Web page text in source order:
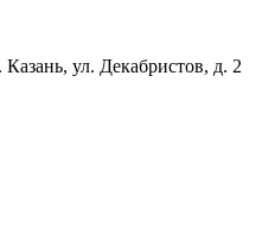
ул. Декабристов, д. 2